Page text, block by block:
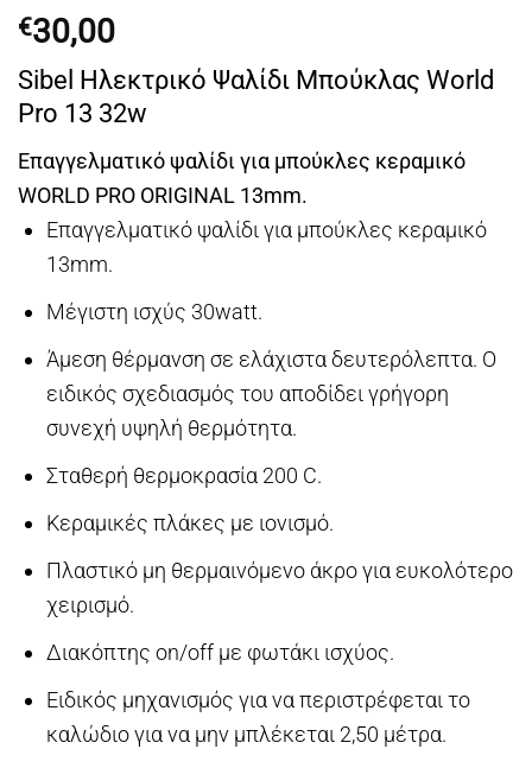
€30,00
Sibel Ηλεκτρικό Ψαλίδι Μπούκλας World
Pro 13 32w
Επαγγελματικό ψαλίδι για μπούκλες κεραμικό
WORLD PRO ORIGINAL 13mm.
Επαγγελματικό ψαλίδι για μπούκλες κεραμικό
13mm.
Μέγιστη ισχύς 30watt.
Άμεση θέρμανση σε ελάχιστα δευτερόλεπτα. Ο
ειδικός σχεδιασμός του αποδίδει γρήγορη
συνεχή υψηλή θερμότητα.
Σταθερή θερμοκρασία 200 C.
Κεραμικές πλάκες με ιονισμό.
Πλαστικό μη θερμαινόμενο άκρο για ευκολότερο
χειρισμό.
Διακόπτης on/off με φωτάκι ισχύος.
Ειδικός μηχανισμός για να περιστρέφεται το
καλώδιο για να μην μπλέκεται 2,50 μέτρα.